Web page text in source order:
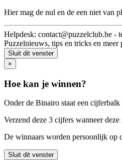
Hier mag de nul en de een niet van
Helpdesk: contact@puzzelclub.be -
Puzzelnieuws, tips en tricks en
Sluit dit venster
×
Hoe kan je winnen?
Onder de Binairo staat een
Verzend deze 3 cijfers wanneer
De winnaars worden persoonlijk op
Sluit dit venster